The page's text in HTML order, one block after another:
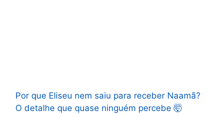
Por que Eliseu nem saiu para receber Naamã?
O detalhe que quase ninguém percebe 🤯